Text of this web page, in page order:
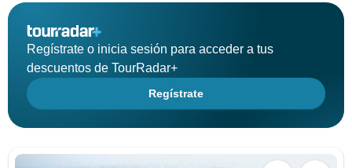
Regístrate o inicia sesión para acceder a tus
descuentos de TourRadar+
Regístrate